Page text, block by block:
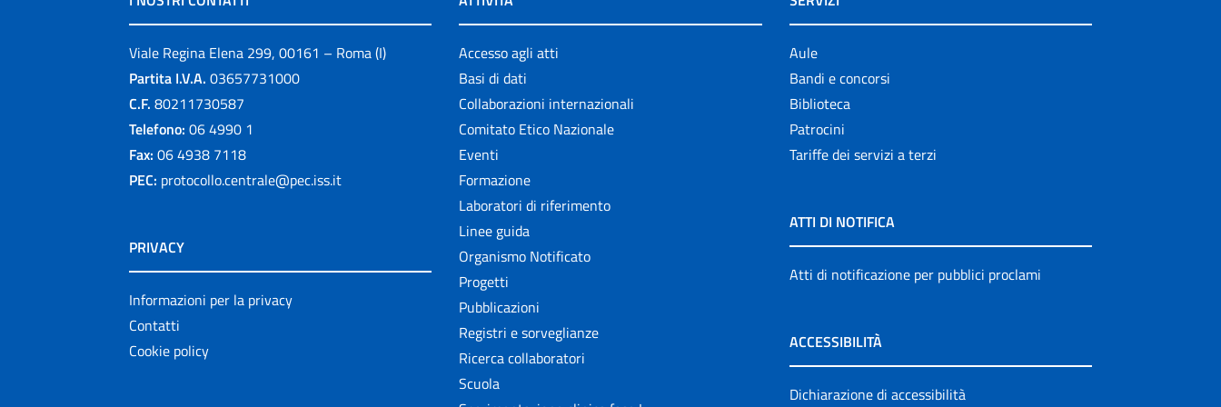
Viale Regina Elena 299, 00161 – Roma (I)
Partita I.V.A. 03657731000
C.F. 80211730587
Telefono: 06 4990 1
Fax: 06 4938 7118
PEC: protocollo.centrale@pec.iss.it
PRIVACY
Informazioni per la privacy
Contatti
Cookie policy
Accesso agli atti
Basi di dati
Collaborazioni internazionali
Comitato Etico Nazionale
Eventi
Formazione
Laboratori di riferimento
Linee guida
Organismo Notificato
Progetti
Pubblicazioni
Registri e sorveglianze
Ricerca collaboratori
Scuola
Aule
Bandi e concorsi
Biblioteca
Patrocini
Tariffe dei servizi a terzi
ATTI DI NOTIFICA
Atti di notificazione per pubblici proclami
ACCESSIBILITÀ
Dichiarazione di accessibilità